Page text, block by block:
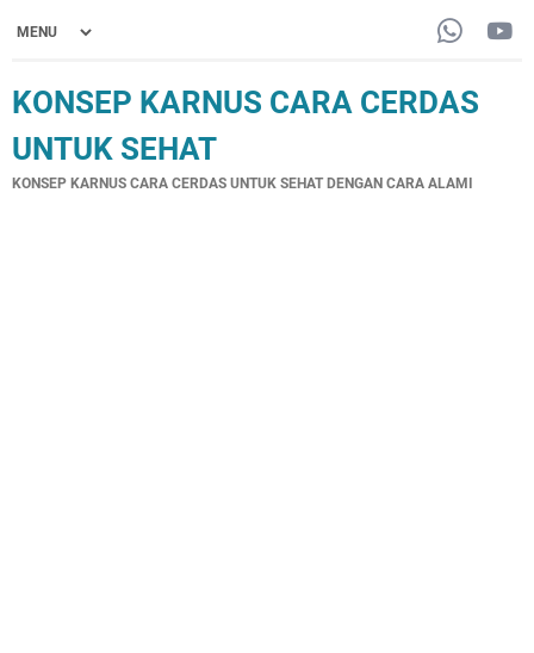
KONSEP KARNUS CARA CERDAS
UNTUK SEHAT
KONSEP KARNUS CARA CERDAS UNTUK SEHAT DENGAN CARA ALAMI